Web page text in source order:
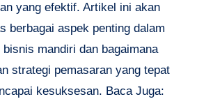
yang efektif. Artikel ini akan
berbagai aspek penting dalam
bisnis mandiri dan bagaimana
strategi pemasaran yang tepat
kesuksesan. Baca Juga: